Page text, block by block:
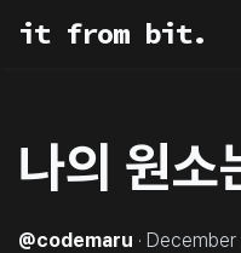
it from bit.
나의 원소
@codemaru · December